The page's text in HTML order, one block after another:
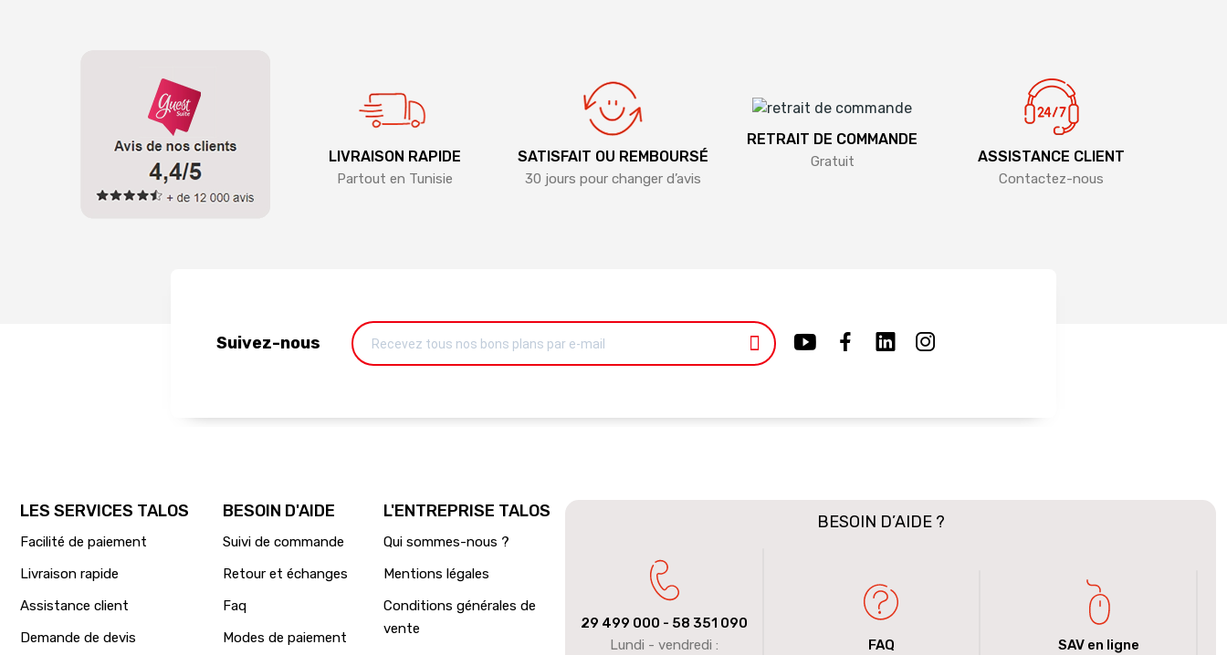
LIVRAISON RAPIDE
Partout en Tunisie
SATISFAIT OU REMBOURSÉ
30 jours pour changer d’avis
RETRAIT DE COMMANDE
Gratuit ASSISTANCE CLIENT
Contactez-nous
Suivez-nous
LES SERVICES TALOS
Facilité de paiement
Livraison rapide
Assistance client
Demande de devis
BESOIN D'AIDE
Suivi de commande
Retour et échanges
Faq
Modes de paiement
L'ENTREPRISE TALOS
Qui sommes-nous ?
Mentions légales
Conditions générales de
vente
BESOIN D’AIDE ?
29 499 000 - 58 351 090
Lundi - vendredi :
FAQ SAV en ligne